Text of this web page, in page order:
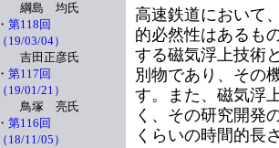
綱島 均氏
・ 第118回
（19/03/04）
吉田正彦氏
・ 第117回
（19/01/21）
鳥塚 亮氏
・ 第116回
（18/11/05）
高速鉄道において
的必然性はあるも
する磁気浮上技術
別物であり、その
す。また、磁気浮
く、その研究開発
くらいの時間的長